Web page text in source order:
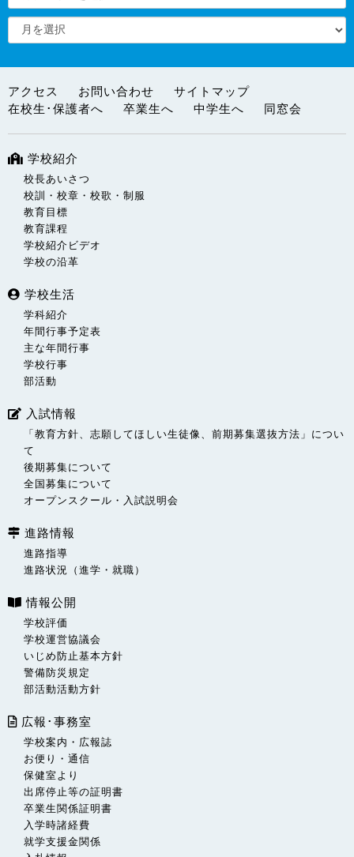
アクセス お問い合わせ
サイトマップ
在校生･保護者へ
卒業生へ 中学生へ 同窓会
学校紹介
校長あいさつ
校訓・校章・校歌・制服
教育目標
教育課程
学校紹介ビデオ
学校の沿革
学校生活
学科紹介
年間行事予定表
主な年間行事
学校行事
部活動
入試情報
「教育方針、志願してほしい生徒像、前期募集選抜方法」につい
て
後期募集について
全国募集について
オープンスクール・入試説明会
進路情報
進路指導
進路状況（進学・就職）
情報公開
学校評価
学校運営協議会
いじめ防止基本方針
警備防災規定
部活動活動方針
広報･事務室
学校案内・広報誌
お便り・通信
保健室より
出席停止等の証明書
卒業生関係証明書
入学時諸経費
就学支援金関係